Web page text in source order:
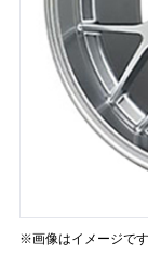
※画像はイメージで